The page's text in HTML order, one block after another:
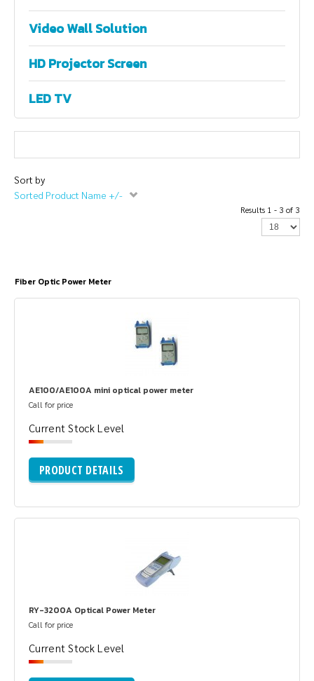
Video Wall Solution
HD Projector Screen
LED TV
Sort by
Sorted Product Name +/-
Results 1 - 3 of 3
Fiber Optic Power Meter
AE100/AE100A mini optical power meter
Call for price
Current Stock Level
PRODUCT DETAILS
RY-3200A Optical Power Meter
Call for price
Current Stock Level